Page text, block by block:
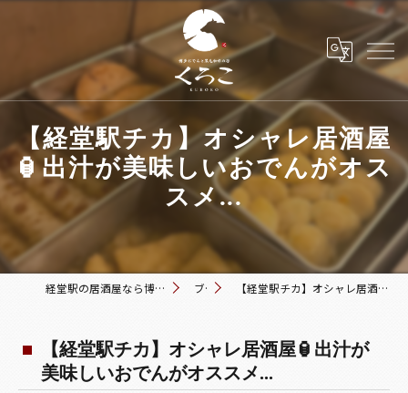
【経堂駅チカ】オシャレ居酒屋
🏮出汁が美味しいおでんがオス
スメ...
経堂駅の居酒屋なら博多おでんと黒毛和牛の店 くろこ ブログ 【経堂駅チカ】オシャレ居酒屋🏮出汁が美味しいおでんがオススメ...
【経堂駅チカ】オシャレ居酒屋🏮出汁が
美味しいおでんがオススメ...